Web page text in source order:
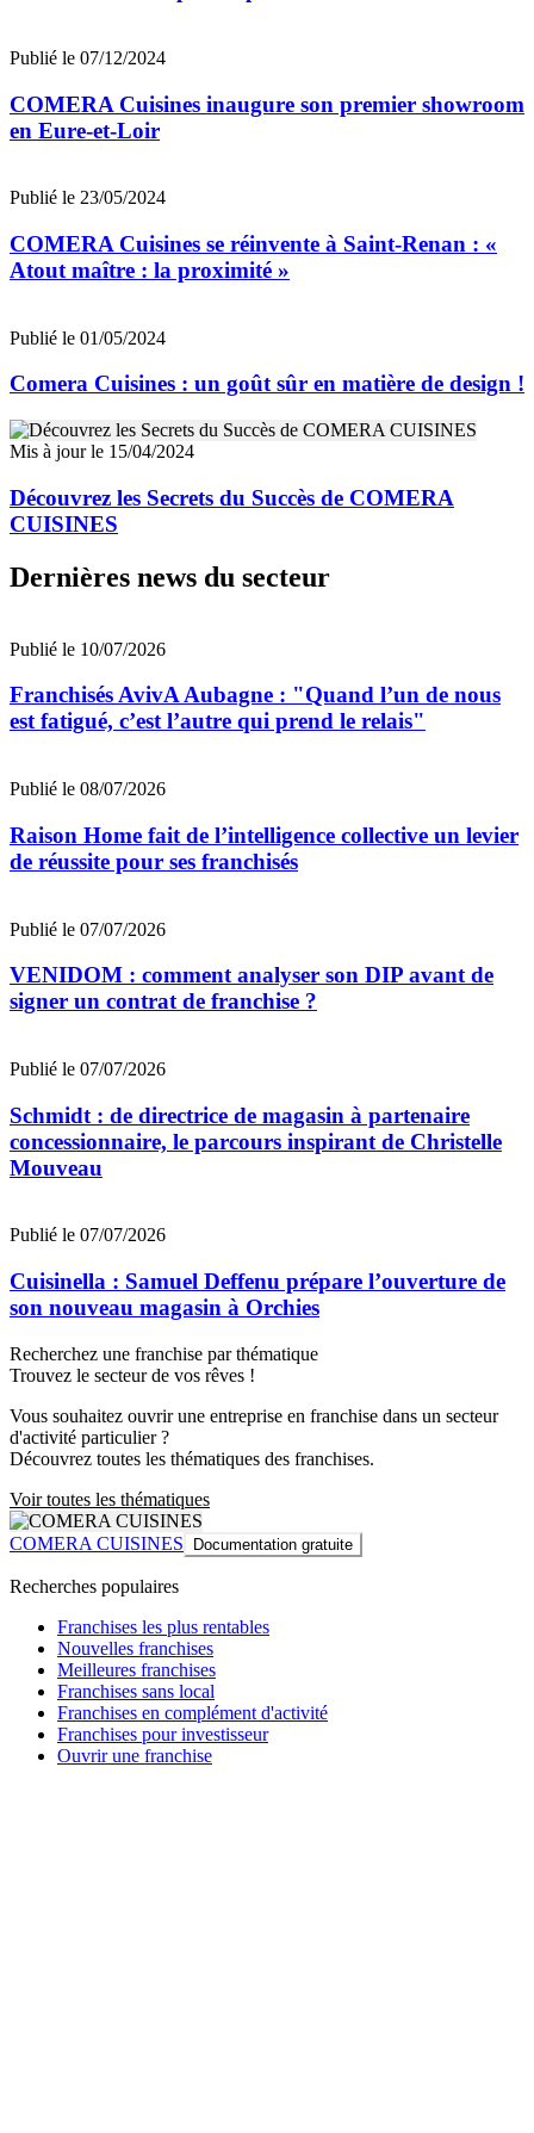
Publié le 07/12/2024
COMERA Cuisines inaugure son premier showroom
en Eure-et-Loir
Publié le 23/05/2024
COMERA Cuisines se réinvente à Saint-Renan : «
Atout maître : la proximité »
Publié le 01/05/2024
Comera Cuisines : un goût sûr en matière de design !
Mis à jour le 15/04/2024
Découvrez les Secrets du Succès de COMERA
CUISINES
Dernières news du secteur
Publié le 10/07/2026
Franchisés AvivA Aubagne : "Quand l’un de nous
est fatigué, c’est l’autre qui prend le relais"
Publié le 08/07/2026
Raison Home fait de l’intelligence collective un levier
de réussite pour ses franchisés
Publié le 07/07/2026
VENIDOM : comment analyser son DIP avant de
signer un contrat de franchise ?
Publié le 07/07/2026
Schmidt : de directrice de magasin à partenaire
concessionnaire, le parcours inspirant de Christelle
Mouveau
Publié le 07/07/2026
Cuisinella : Samuel Deffenu prépare l’ouverture de
son nouveau magasin à Orchies
Recherchez une franchise par thématique
Trouvez le secteur de vos rêves !
Vous souhaitez ouvrir une entreprise en franchise dans un secteur
d'activité particulier ?
Découvrez toutes les thématiques des franchises.
Voir toutes les thématiques
COMERA CUISINES Documentation gratuite
Recherches populaires
Franchises les plus rentables
Nouvelles franchises
Meilleures franchises
Franchises sans local
Franchises en complément d'activité
Franchises pour investisseur
Ouvrir une franchise